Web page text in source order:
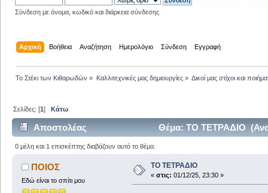
Σύνδεση με όνομα, κωδικό και διάρκεια σύνδεσης
Αρχική Βοήθεια Αναζήτηση Ημερολόγιο Σύνδεση Εγγραφή
Το Στέκι των Κιθαρωδών » Καλλιτεχνικές μας δημιουργίες» Δικοί μας στίχοι και
Σελίδες: [1]Κάτω
Αποστολέας Θέμα: ΤΟ ΤΕΤΡΑΔΙΟ
0 μέλη και 1 επισκέπτης διαβάζουν αυτό το θέμα.
ΠΟΙΟΣ
Εδώ είναι το σπίτι μου
ΤΟ ΤΕΤΡΑΔΙΟ
« στις: 01/12/25, 23:30 »